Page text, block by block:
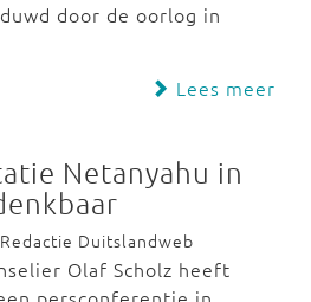
door de oorlog in
Lees meer
Netanyahu in
Duitslandweb
Olaf Scholz heeft